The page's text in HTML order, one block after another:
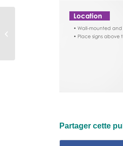
Partager cette